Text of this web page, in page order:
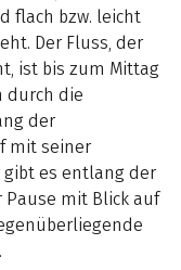
flach bzw. leicht
Der Fluss, der
ist bis zum Mittag
durch die
der
mit seiner
gibt es entlang der
Pause mit Blick auf